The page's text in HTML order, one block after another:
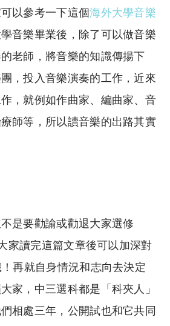
以參考一下這個海外大學音樂
音樂畢業後，除了可以做音樂
老師，將音樂的知識傳揚下
，投入音樂演奏的工作，近來
，就例如作曲家、編曲家、音
師等，所以讀音樂的出路其實
是要勸諭或勸退大家選修
家讀完這篇文章後可以加深對
再就自身情況和志向去決定
家，中三選科都是「科夾人」
相處三年，公開試也和它共同